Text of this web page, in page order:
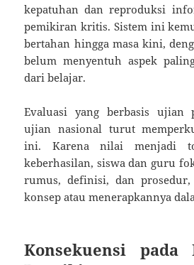
kepatuhan dan reproduksi
pemikiran kritis. Sistem ini
bertahan hingga masa kini,
belum menyentuh aspek
dari belajar.
Evaluasi yang berbasis ujian
ujian nasional turut
ini. Karena nilai menjadi
keberhasilan, siswa dan guru
rumus, definisi, dan
konsep atau menerapkannya
Konsekuensi pada